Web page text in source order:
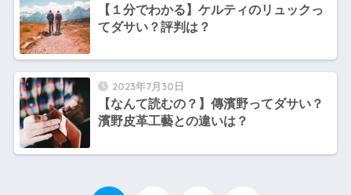
【１分でわかる】ケルティのリュックっ
てダサい？評判は？
2023年7月30日
【なんて読むの？】傳濱野ってダサい？
濱野皮革工藝との違いは？